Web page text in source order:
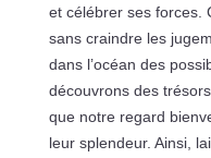
et célébrer ses forces.
sans craindre les
dans l’océan des
découvrons des
que notre regard
leur splendeur. Ainsi,